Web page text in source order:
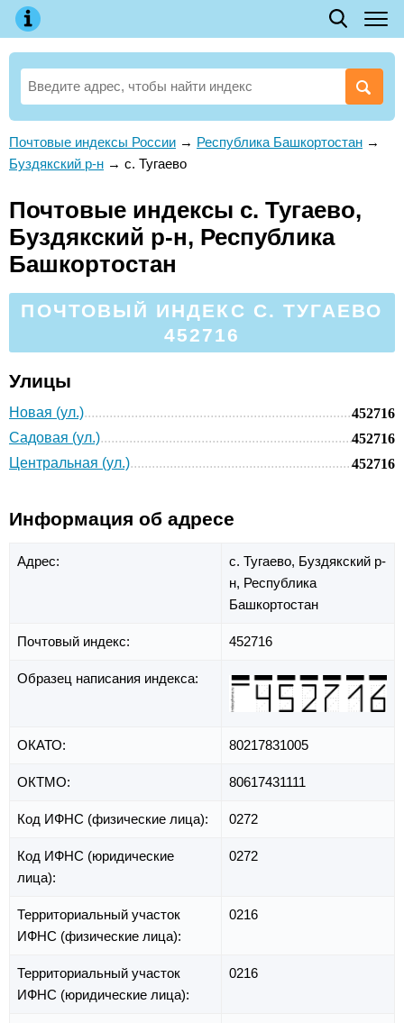
Почтовые индексы России → Республика Башкортостан →
Буздякский р-н → с. Тугаево
Почтовые индексы с. Тугаево,
Буздякский р-н, Республика
Башкортостан
ПОЧТОВЫЙ ИНДЕКС С. ТУГАЕВО
452716
Улицы
Новая (ул.)
452716
Садовая (ул.)
452716
Центральная (ул.)
452716
Информация об адресе
Адрес: с. Тугаево, Буздякский р-
н, Республика
Башкортостан
Почтовый индекс: 452716
Образец написания индекса:
ОКАТО: 80217831005
ОКТМО: 80617431111
Код ИФНС (физические лица): 0272
Код ИФНС (юридические
лица):
0272
Территориальный участок
ИФНС (физические лица):
0216
Территориальный участок
ИФНС (юридические лица):
0216